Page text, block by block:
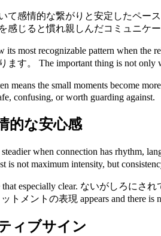
て感情的な繋がりと安定したペー
感じると慣れ親しんだコミュニケ
its most recognizable pattern when
す。 The important thing is not only
means the small moments become
confusing, or worth guarding against.
的な安心感
when connection has
is not maximum intensity, but
that especially clear. ないがしろにさ
メントの表現 appears and there is
ィブサイン